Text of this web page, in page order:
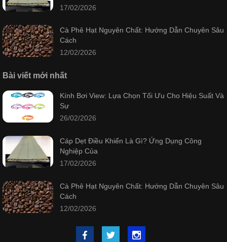
17/02/2026
Cà Phê Hạt Nguyên Chất: Hướng Dẫn Chuyên Sâu
Cách
12/02/2026
Bài viết mới nhất
Kính Bơi View: Lựa Chọn Tối Ưu Cho Hiệu Suất Và
Sự
26/02/2026
Cáp Dẹt Điều Khiển Là Gì? Ứng Dụng Công
Nghiệp Của
17/02/2026
Cà Phê Hạt Nguyên Chất: Hướng Dẫn Chuyên Sâu
Cách
12/02/2026